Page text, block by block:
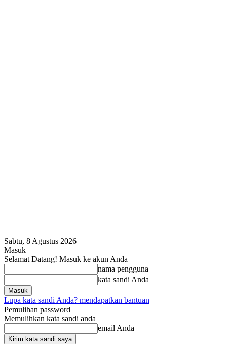
Sabtu, 8 Agustus 2026
Masuk
Selamat Datang! Masuk ke akun Anda
nama pengguna
kata sandi Anda
Lupa kata sandi Anda? mendapatkan bantuan
Pemulihan password
Memulihkan kata sandi anda
email Anda